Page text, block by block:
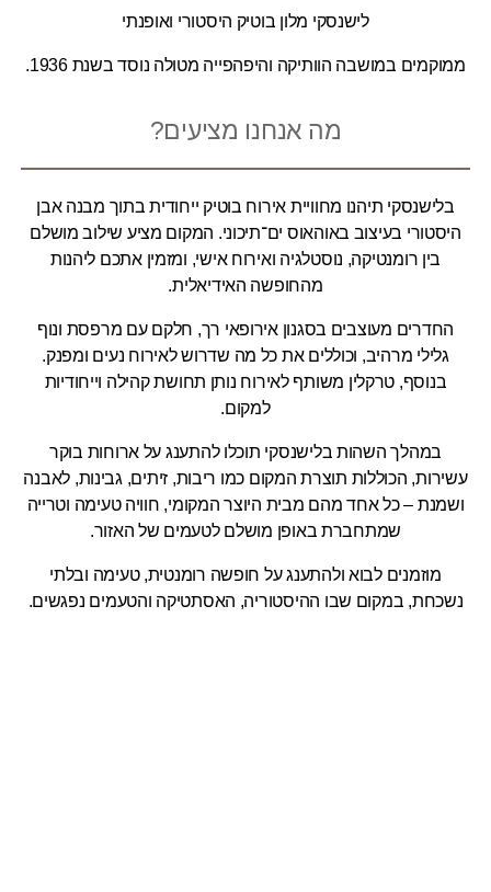
לישנסקי מלון בוטיק היסטורי ואופנתי
ממוקמים במושבה הוותיקה והיפהפייה מטולה נוסד בשנת 1936.
מה אנחנו מציעים?
בלישנסקי תיהנו מחוויית אירוח בוטיק ייחודית בתוך מבנה אבן
היסטורי בעיצוב באוהאוס ים־תיכוני. המקום מציע שילוב מושלם
בין רומנטיקה, נוסטלגיה ואירוח אישי, ומזמין אתכם ליהנות
מהחופשה האידיאלית.
החדרים מעוצבים בסגנון אירופאי רך, חלקם עם מרפסת ונוף
גלילי מרהיב, וכוללים את כל מה שדרוש לאירוח נעים ומפנק.
בנוסף, טרקלין משותף לאירוח נותן תחושת קהילה וייחודיות
למקום.
במהלך השהות בלישנסקי תוכלו להתענג על ארוחות בוקר
עשירות, הכוללות תוצרת המקום כמו ריבות, זיתים, גבינות, לאבנה
ושמנת – כל אחד מהם מבית היוצר המקומי, חוויה טעימה וטרייה
שמתחברת באופן מושלם לטעמים של האזור.
מוזמנים לבוא ולהתענג על חופשה רומנטית, טעימה ובלתי
נשכחת, במקום שבו ההיסטוריה, האסתטיקה והטעמים נפגשים.